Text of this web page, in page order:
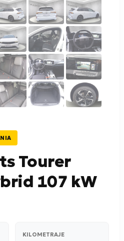
Tourer
107 kW
KILOMETRAJE